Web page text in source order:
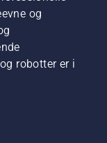
og
robotter er i